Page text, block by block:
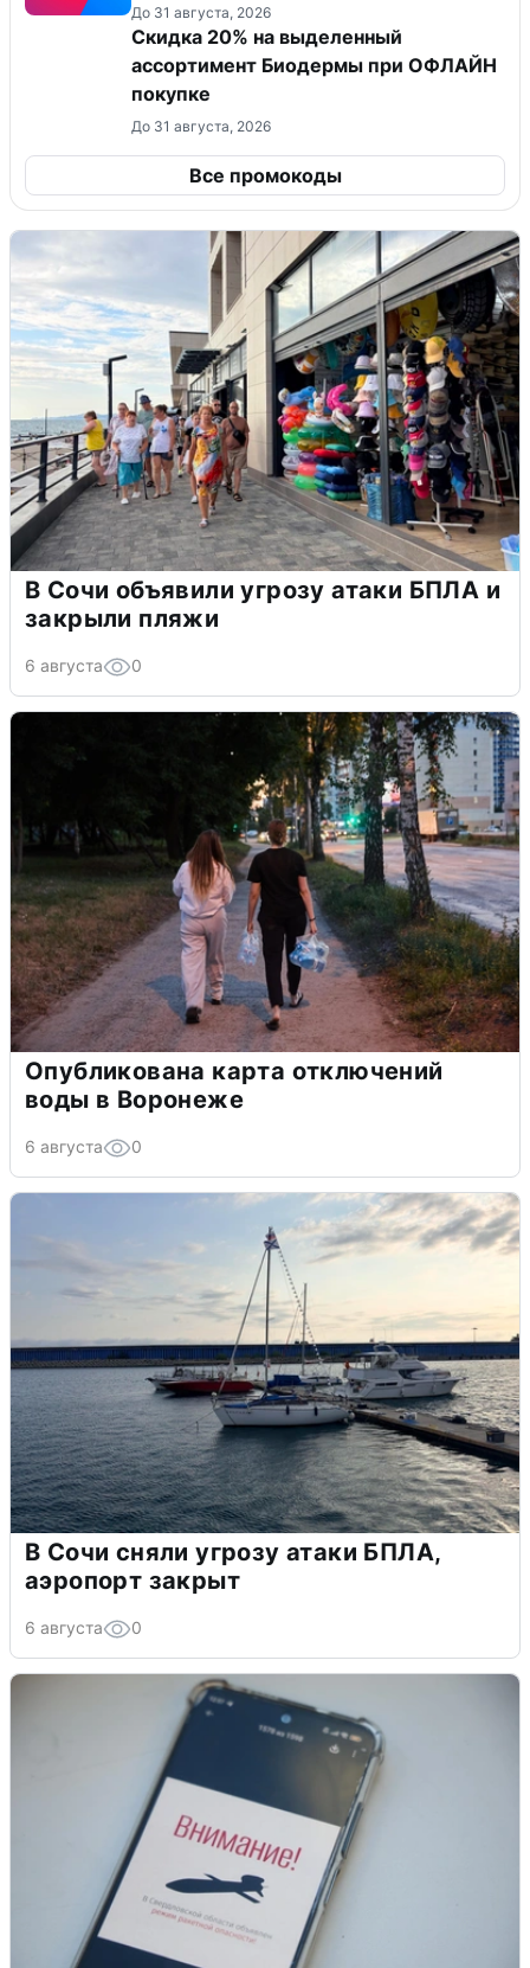
До 31 августа, 2026
Скидка 20% на выделенный
ассортимент Биодермы при ОФЛАЙН
покупке
До 31 августа, 2026
Все промокоды
В Сочи объявили угрозу атаки БПЛА и
закрыли пляжи
6 августа 0
Опубликована карта отключений
воды в Воронеже
6 августа 0
В Сочи сняли угрозу атаки БПЛА,
аэропорт закрыт
6 августа 0